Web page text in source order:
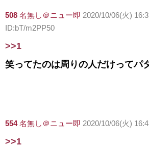
508 名無し＠ニュー即 2020/10/06(火)
ID:bT/m2PP50
>>1
笑ってたのは周りの人だけってパ
554 名無し＠ニュー即 2020/10/06(火)
>>1